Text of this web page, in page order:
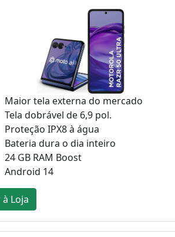
Maior tela externa do mercado
Tela dobrável de 6,9 pol.
Proteção IPX8 à água
Bateria dura o dia inteiro
24 GB RAM Boost
Android 14
Loja